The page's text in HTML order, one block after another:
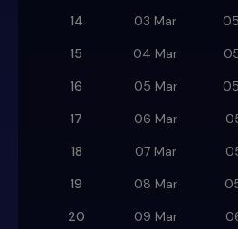
14
03 Mar
15
04 Mar
16
05 Mar
17
06 Mar
18
07 Mar
19
08 Mar
20
09 Mar